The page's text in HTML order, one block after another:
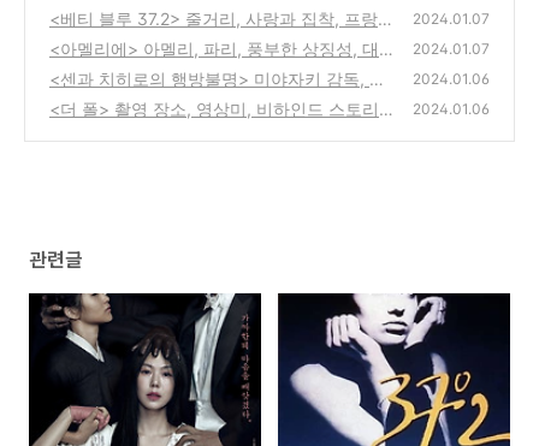
상징
(0)
<베티 블루 37.2> 줄거리, 사랑과 집착, 프랑
스 영화계의 영향
(0)
2024.01.07
<아멜리에> 아멜리, 파리, 풍부한 상징성, 대
중문화로의 영향
(0)
2024.01.07
<센과 치히로의 행방불명> 미야자키 감독, 일
본 민속 신앙, 정체성
(0)
2024.01.06
<더 폴> 촬영 장소, 영상미, 비하인드 스토리 2024.01.06
관련글